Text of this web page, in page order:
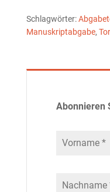
Schlagwörter:
Manuskriptabgabe,
Abonnieren